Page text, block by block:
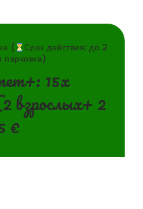
(
Срок действия: до 2
парковка)
15x
взрослых+ 2
€